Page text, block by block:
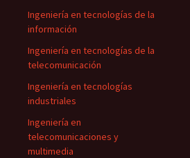
Ingeniería en tecnologías de la
información
Ingeniería en tecnologías de la
telecomunicación
Ingeniería en tecnologías
industriales
Ingeniería en
telecomunicaciones y
multimedia